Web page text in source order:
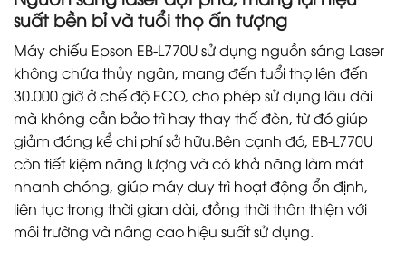
suất bền bỉ và tuổi thọ ấn tượng
Máy chiếu Epson EB-L770U sử dụng nguồn sáng Laser
không chứa thủy ngân, mang đến tuổi thọ lên đến
30.000 giờ ở chế độ ECO, cho phép sử dụng lâu dài
mà không cần bảo trì hay thay thế đèn, từ đó giúp
giảm đáng kể chi phí sở hữu.Bên cạnh đó, EB-L770U
còn tiết kiệm năng lượng và có khả năng làm mát
nhanh chóng, giúp máy duy trì hoạt động ổn định,
liên tục trong thời gian dài, đồng thời thân thiện với
môi trường và nâng cao hiệu suất sử dụng.